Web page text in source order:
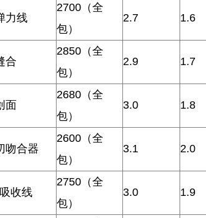
力线
2700（全
包）
2.7 1.6
合
2850（全
包）
2.9 1.7
面
2680（全
包）
3.0 1.8
吻合器
2600（全
包）
3.1 2.0
收线
2750（全
包）
3.0 1.9